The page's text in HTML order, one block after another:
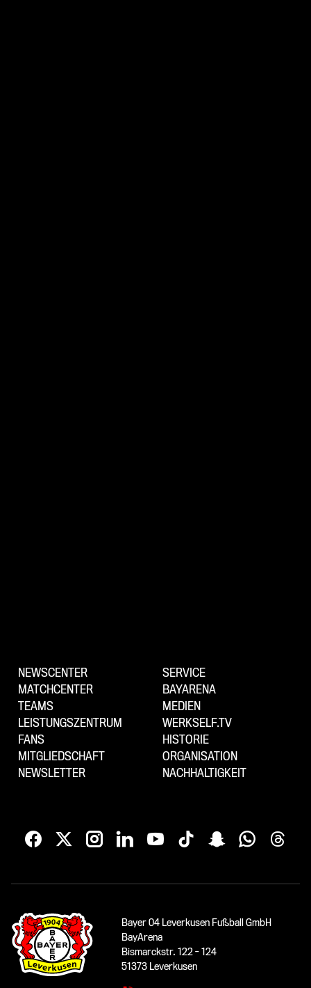
NEWSCENTER
MATCHCENTER
TEAMS
LEISTUNGSZENTRUM
FANS
MITGLIEDSCHAFT
NEWSLETTER
SERVICE
BAYARENA
MEDIEN
WERKSELF.TV
HISTORIE
ORGANISATION
NACHHALTIGKEIT
Bayer 04 Leverkusen Fußball GmbH
BayArena
Bismarckstr. 122 - 124
51373 Leverkusen